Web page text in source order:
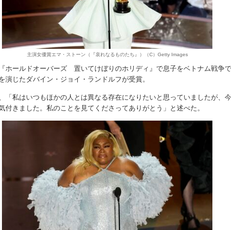
主演女優賞エマ・ストーン（『哀れなるものたち』）（C）Getty Images
ホールドオーバーズ 置いてけぼりのホリディ』で息子をベトナム戦争
演じたダバイン・ジョイ・ランドルフが受賞。
「私はいつもほかの人とは異なる存在になりたいと思っていましたが、
付きました。私のことを見てくださってありがとう」と述べた。